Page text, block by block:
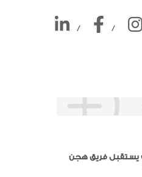
/ /
يستقبل فريق هجن